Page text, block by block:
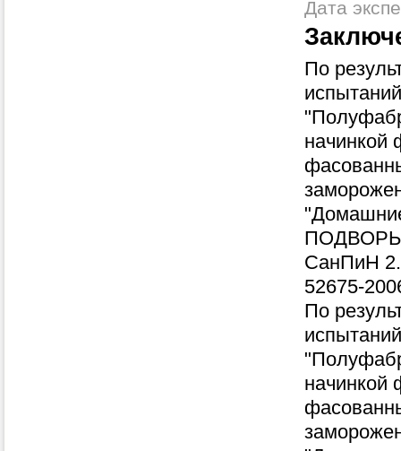
Дата
По
начинкой
СанПиН
52675-
По
начинкой